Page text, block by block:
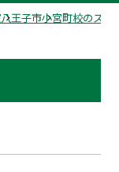
八王子市小宮町校のスタ